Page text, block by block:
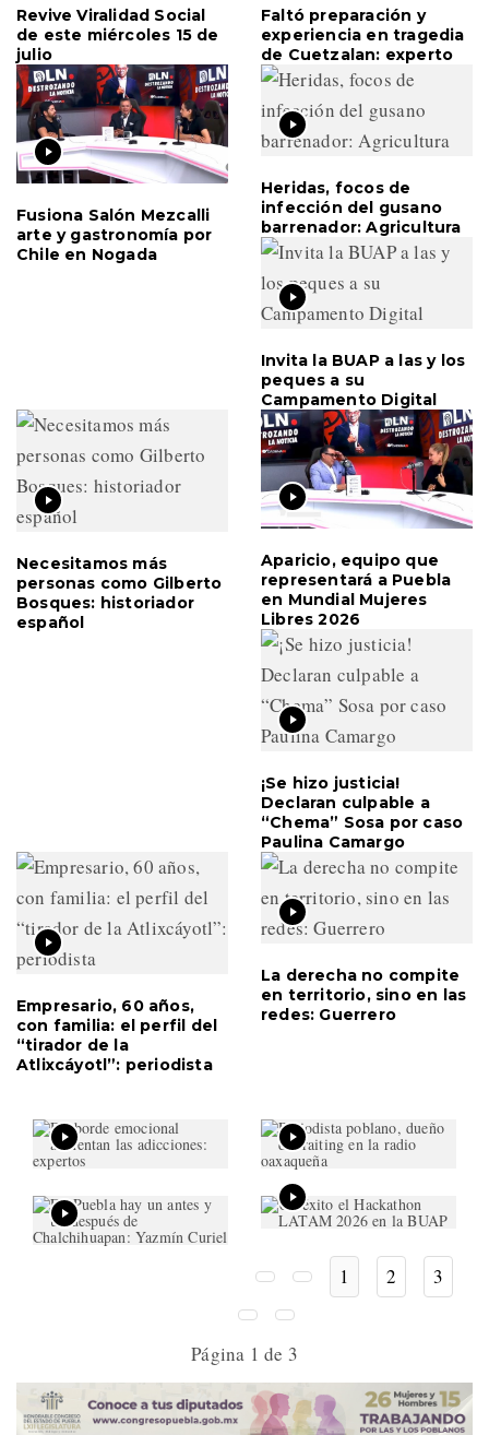
Revive Viralidad Social
de este miércoles 15 de
julio
Faltó preparación y
experiencia en tragedia
de Cuetzalan: experto
Fusiona Salón Mezcalli
arte y gastronomía por
Chile en Nogada
Heridas, focos de
infección del gusano
barrenador: Agricultura
Invita la BUAP a las y los
peques a su
Campamento Digital
Necesitamos más
personas como Gilberto
Bosques: historiador
español
Aparicio, equipo que
representará a Puebla
en Mundial Mujeres
Libres 2026
¡Se hizo justicia!
Declaran culpable a
“Chema” Sosa por caso
Paulina Camargo
Empresario, 60 años,
con familia: el perfil del
“tirador de la
Atlixcáyotl”: periodista
La derecha no compite
en territorio, sino en las
redes: Guerrero
1 2 3
Página 1 de 3